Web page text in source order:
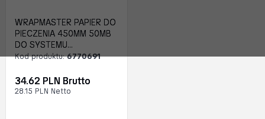
WRAPMASTER PAPIER DO
PIECZENIA 450MM 50MB
DO SYSTEMU
DOZOWANIA
Kod produktu:6770691
34.62 PLN Brutto
28.15 PLN Netto